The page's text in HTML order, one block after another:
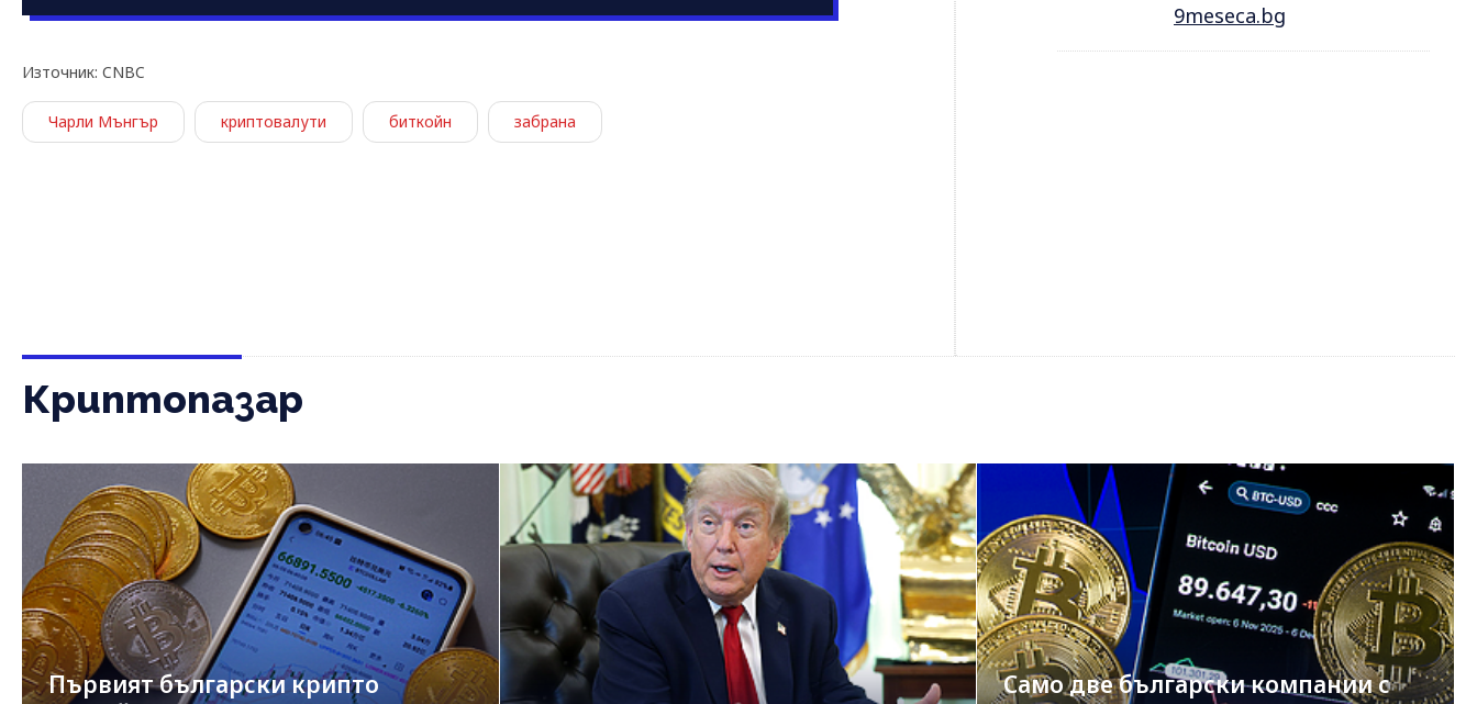
Източник: CNBC
Чарли Мънгър криптовалути биткойн забрана
9meseca.bg
Криптопазар
Първият български крипто
Само две български компании с